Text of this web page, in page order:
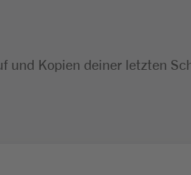
Kopien deiner letzten